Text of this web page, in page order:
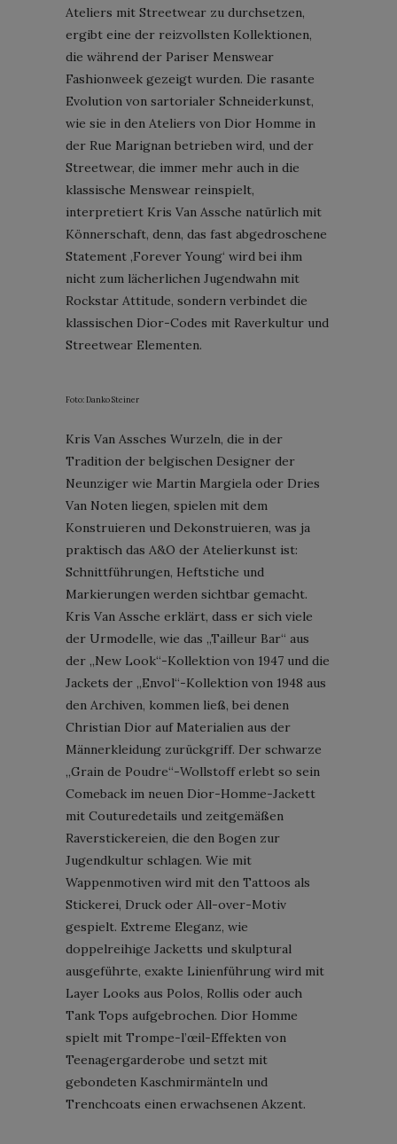
Ateliers mit Streetwear zu durchsetzen,
ergibt eine der reizvollsten Kollektionen,
die während der Pariser Menswear
Fashionweek gezeigt wurden. Die rasante
Evolution von sartorialer Schneiderkunst,
wie sie in den Ateliers von Dior Homme in
der Rue Marignan betrieben wird, und der
Streetwear, die immer mehr auch in die
klassische Menswear reinspielt,
interpretiert Kris Van Assche natürlich mit
Könnerschaft, denn, das fast abgedroschene
Statement ‚Forever Young‘ wird bei ihm
nicht zum lächerlichen Jugendwahn mit
Rockstar Attitude, sondern verbindet die
klassischen Dior-Codes mit Raverkultur und
Streetwear Elementen.
Foto: Danko Steiner
Kris Van Assches Wurzeln, die in der
Tradition der belgischen Designer der
Neunziger wie Martin Margiela oder Dries
Van Noten liegen, spielen mit dem
Konstruieren und Dekonstruieren, was ja
praktisch das A&O der Atelierkunst ist:
Schnittführungen, Heftstiche und
Markierungen werden sichtbar gemacht.
Kris Van Assche erklärt, dass er sich viele
der Urmodelle, wie das „Tailleur Bar“ aus
der „New Look“-Kollektion von 1947 und die
Jackets der „Envol“-Kollektion von 1948 aus
den Archiven, kommen ließ, bei denen
Christian Dior auf Materialien aus der
Männerkleidung zurückgriff. Der schwarze
„Grain de Poudre“-Wollstoff erlebt so sein
Comeback im neuen Dior-Homme-Jackett
mit Couturedetails und zeitgemäßen
Raverstickereien, die den Bogen zur
Jugendkultur schlagen. Wie mit
Wappenmotiven wird mit den Tattoos als
Stickerei, Druck oder All-over-Motiv
gespielt. Extreme Eleganz, wie
doppelreihige Jacketts und skulptural
ausgeführte, exakte Linienführung wird mit
Layer Looks aus Polos, Rollis oder auch
Tank Tops aufgebrochen. Dior Homme
spielt mit Trompe-l’œil-Effekten von
Teenagergarderobe und setzt mit
gebondeten Kaschmirmänteln und
Trenchcoats einen erwachsenen Akzent.